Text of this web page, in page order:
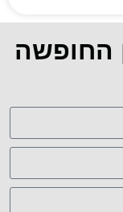
החופשה